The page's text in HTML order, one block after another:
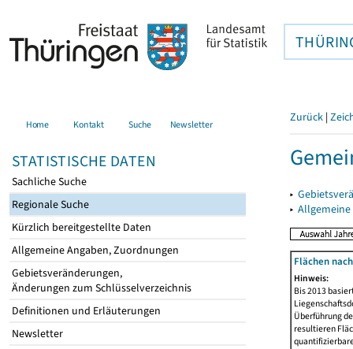
Home Kontakt Suche Newsletter
STATISTISCHE DATEN
Sachliche Suche
Regionale Suche
Kürzlich bereitgestellte Daten
Allgemeine Angaben, Zuordnungen
Gebietsveränderungen,
Änderungen zum Schlüsselverzeichnis
Definitionen und Erläuterungen
Newsletter
Zurück |
▸
▸
Flächen
Hinweis:
Bis 2013
Überführung
resultieren